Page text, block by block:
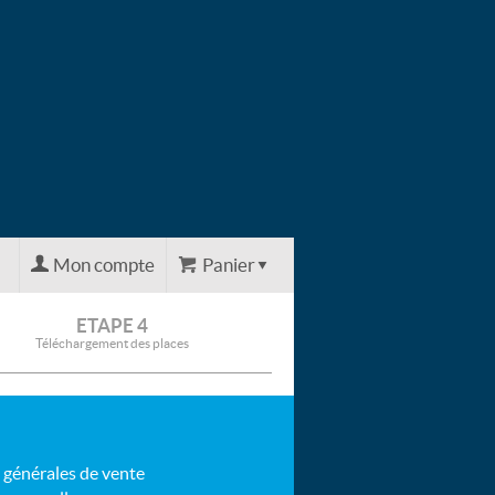
Panier
Mon compte
ETAPE 4
Téléchargement des places
de vente